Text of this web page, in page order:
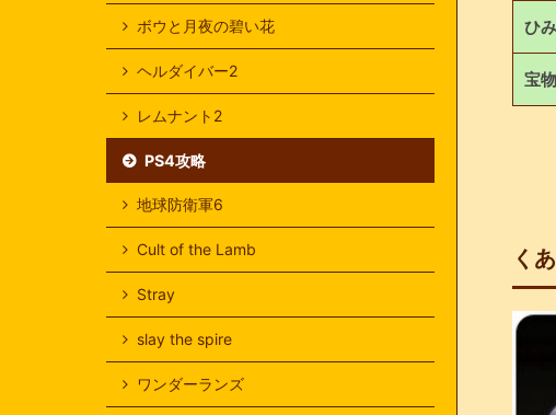
ひ
宝物
く
ボウと月夜の碧い花
ヘルダイバー2
レムナント2
PS4攻略
地球防衛軍6
Cult of the Lamb
Stray
slay the spire
ワンダーランズ